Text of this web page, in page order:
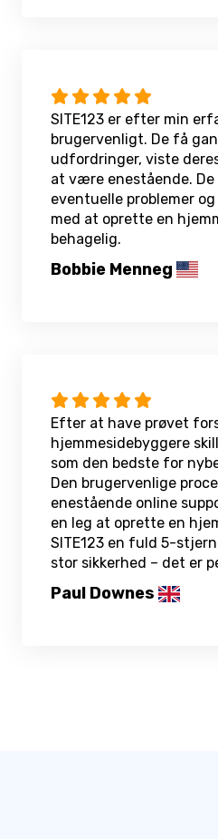
SITE123 er efter min
brugervenligt. De få
udfordringer, viste
at være enestående.
eventuelle problemer
med at oprette en
behagelig.
Bobbie Menneg
Efter at have prøvet
hjemmesidebyggere
som den bedste for
Den brugervenlige
enestående online
en leg at oprette en
SITE123 en fuld 5-
stor sikkerhed – det er
Paul Downes